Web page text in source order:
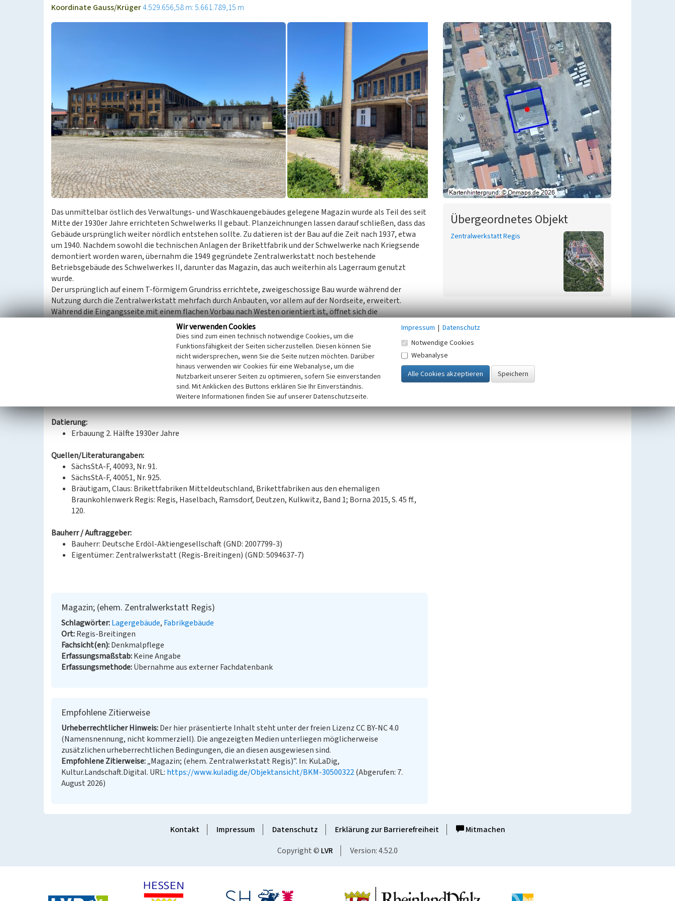
Koordinate Gauss/Krüger4.529.656,58 m: 5.661.789,15 m
Das unmittelbar östlich des Verwaltungs- und Waschkauengebäudes gelegene Magazin wurde als Teil des seit
Mitte der 1930er Jahre errichteten Schwelwerks II gebaut. Planzeichnungen lassen darauf schließen, dass das
Gebäude ursprünglich weiter nördlich entstehen sollte. Zu datieren ist der Bau auf die Zeit nach 1937, etwa
um 1940. Nachdem sowohl die technischen Anlagen der Brikettfabrik und der Schwelwerke nach Kriegsende
demontiert worden waren, übernahm die 1949 gegründete Zentralwerkstatt noch bestehende
Betriebsgebäude des Schwelwerkes II, darunter das Magazin, das auch weiterhin als Lagerraum genutzt
wurde.
Der ursprünglich auf einem T-förmigem Grundriss errichtete, zweigeschossige Bau wurde während der
Nutzung durch die Zentralwerkstatt mehrfach durch Anbauten, vor allem auf der Nordseite, erweitert.
Während die Eingangsseite mit einem flachen Vorbau nach Westen orientiert ist, öffnet sich die
gegenüberliegende Seite mit einer hohen Erdgeschosszone sowie einer davorliegenden Laderampe nach
Osten. Die beidseitigen flachen Giebeldreiecke tragen jeweils einen in Ziegelstein gefassten Okulus im
Zentrum. Der zwei- bis dreigeschossige zentrale Baukörper wurde auf seiner Ostseite von eingeschossigen
Anbauten flankiert (T-Form), wovon noch der nördliche erhalten ist. Gemauerte Lisenen sowie der
Ziegelsteinsockel und ebensolche Gesimsbänder weisen das Gebäude als ehemaligen Bestandteil des
(Isabell Schmock-Wieczorek, Landesamt für Denkmalpflege Sachsen, 2023)
Datierung:
Erbauung 2. Hälfte 1930er Jahre
Quellen/Literaturangaben:
SächsStA-F, 40093, Nr. 91.
SächsStA-F, 40051, Nr. 925.
Bräutigam, Claus: Brikettfabriken Mitteldeutschland, Brikettfabriken aus den ehemaligen
Braunkohlenwerk Regis: Regis, Haselbach, Ramsdorf, Deutzen, Kulkwitz, Band 1; Borna 2015, S. 45 ff.,
120.
Bauherr / Auftraggeber:
Bauherr: Deutsche Erdöl-Aktiengesellschaft (GND: 2007799-3)
Eigentümer: Zentralwerkstatt (Regis-Breitingen) (GND: 5094637-7)
Magazin; (ehem. Zentralwerkstatt Regis)
Schlagwörter Lagergebäude Fabrikgebäude
Ort Regis-Breitingen
Fachsicht(en) Denkmalpflege
Erfassungsmaßstab Keine Angabe
Erfassungsmethode Übernahme aus externer Fachdatenbank
Empfohlene Zitierweise
Urheberrechtlicher Hinweis Der hier präsentierte Inhalt steht unter der freien Lizenz CC BY-NC 4.0
(Namensnennung, nicht kommerziell). Die angezeigten Medien unterliegen möglicherweise
zusätzlichen urheberrechtlichen Bedingungen, die an diesen ausgewiesen sind.
Empfohlene Zitierweise „Magazin; (ehem. Zentralwerkstatt Regis)”. In: KuLaDig,
Kultur.Landschaft.Digital. URL: https://www.kuladig.de/Objektansicht/BKM-30500322(Abgerufen: 7.
August 2026)
Übergeordnetes Objekt
Zentralwerkstatt Regis
Kontakt Impressum Datenschutz Erklärung zur Barrierefreiheit
Mitmachen
Copyright © LVR Version: 4.52.0
Wir verwenden Cookies
Dies sind zum einen technisch notwendige Cookies, um die
Funktionsfähigkeit der Seiten sicherzustellen. Diesen können Sie
nicht widersprechen, wenn Sie die Seite nutzen möchten. Darüber
hinaus verwenden wir Cookies für eine Webanalyse, um die
Nutzbarkeit unserer Seiten zu optimieren, sofern Sie einverstanden
sind. Mit Anklicken des Buttons erklären Sie Ihr Einverständnis.
Weitere Informationen finden Sie auf unserer Datenschutzseite.
Impressum | Datenschutz
Notwendige Cookies
Webanalyse